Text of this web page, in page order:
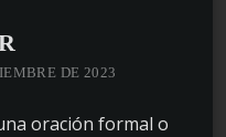
DE 2023
oración formal o